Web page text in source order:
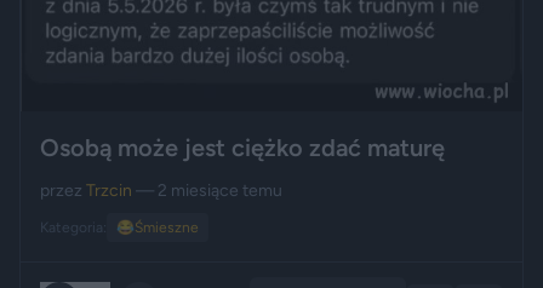
Osobą może jest ciężko zdać maturę
przez Trzcin — 2 miesiące temu
Kategoria: 😂Śmieszne